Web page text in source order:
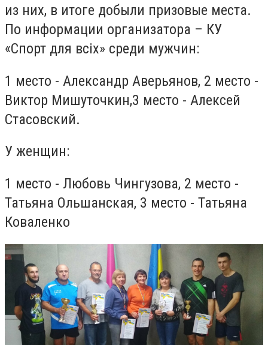
из них, в итоге добыли призовые места.
По информации организатора – КУ
«Спорт для всіх» среди мужчин:
1 место - Александр Аверьянов, 2 место -
Виктор Мишуточкин,3 место - Алексей
Стасовский.
У женщин:
1 место - Любовь Чингузова, 2 место -
Татьяна Ольшанская, 3 место - Татьяна
Коваленко